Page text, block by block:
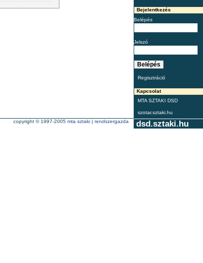
Bejelentkezés
Belépés
Jelszó
Regisztráció
Kapcsolat
MTA SZTAKI DSD
szotar.sztaki.hu
dsd.sztaki.hu
copyright © 1997-2005 mta sztaki | rendszergazda